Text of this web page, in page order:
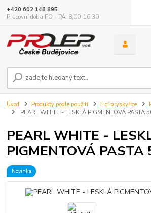
+420 602 148 895
Pracovní doba PO - PÁ: 8,00-16,30
Úvod Produkty podle použití Licí pryskyřice
PEARL WHITE - LESKLÁ PIGMENTOVÁ PASTA
PEARL WHITE -
PIGMENTOVÁ PASTA
Novinka